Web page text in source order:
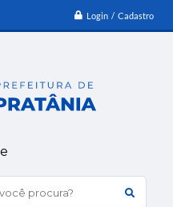
Login / Cadastro